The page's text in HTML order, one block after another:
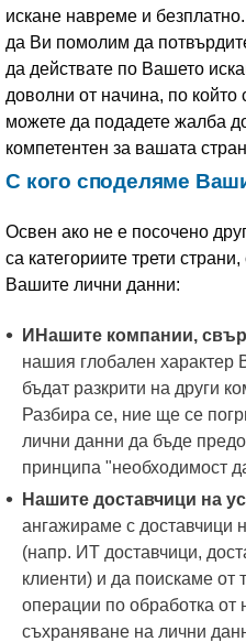
искане навреме и
да Ви помолим да
да действате по Вашето
доволни от начина, по който
можете да подадете жалба
компетентен за вашата
С кого споделяме
Освен ако не е посочено
са категориите трети
Вашите лични данни:
ИНашите компании,
нашия глобален характер
бъдат разкрити на други
Разбира се, ние ще се
лични данни да бъде
принципа "необходимост
Нашите доставчици на
ангажираме с доставчици
(напр. ИТ доставчици,
клиенти) и да поискаме от
операции по обработка
съхраняване на лични